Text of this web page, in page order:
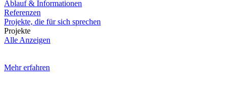
Ablauf & Informationen
Referenzen
Projekte, die für sich sprechen
Projekte
Alle Anzeigen
Mehr erfahren